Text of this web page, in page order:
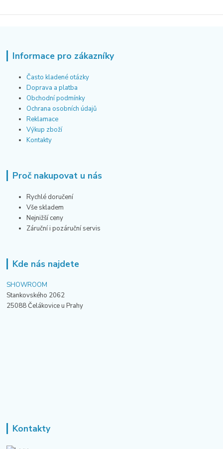
Informace pro zákazníky
Často kladené otázky
Doprava a platba
Obchodní podmínky
Ochrana osobních údajů
Reklamace
Výkup zboží
Kontakty
Proč nakupovat u nás
Rychlé doručení
Vše skladem
Nejnižší ceny
Záruční i pozáruční servis
Kde nás najdete
SHOWROOM
Stankovského 2062
25088 Čelákovice u Prahy
Kontakty